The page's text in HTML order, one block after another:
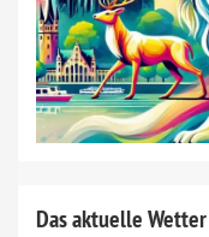
Das aktuelle Wetter